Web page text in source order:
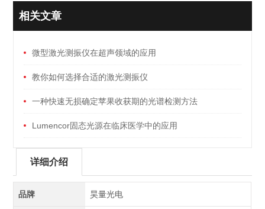
相关文章
微型激光测振仪在超声领域的应用
教你如何选择合适的激光测振仪
一种快速无损确定苹果收获期的光谱检测方法
Lumencor固态光源在临床医学中的应用
详细介绍
品牌 昊量光电